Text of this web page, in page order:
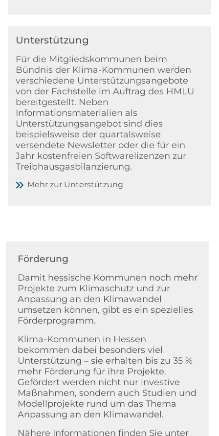
Unterstützung
Für die Mitgliedskommunen beim
Bündnis der Klima-Kommunen werden
verschiedene Unterstützungsangebote
von der Fachstelle im Auftrag des HMLU
bereitgestellt. Neben
Informationsmaterialien als
Unterstützungsangebot sind dies
beispielsweise der quartalsweise
versendete Newsletter oder die für ein
Jahr kostenfreien Softwarelizenzen zur
Treibhausgasbilanzierung.
Mehr zur Unterstützung
Förderung
Damit hessische Kommunen noch mehr
Projekte zum Klimaschutz und zur
Anpassung an den Klimawandel
umsetzen können, gibt es ein spezielles
Förderprogramm.
Klima-Kommunen in Hessen
bekommen dabei besonders viel
Unterstützung – sie erhalten bis zu 35 %
mehr Förderung für ihre Projekte.
Gefördert werden nicht nur investive
Maßnahmen, sondern auch Studien und
Modellprojekte rund um das Thema
Anpassung an den Klimawandel.
Nähere Informationen finden Sie unter